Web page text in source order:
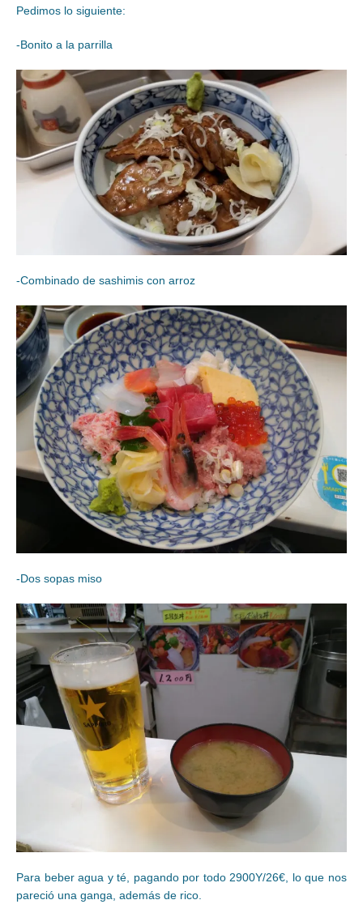
Pedimos lo siguiente:
-Bonito a la parrilla
-Combinado de sashimis con arroz
-Dos sopas miso
Para beber agua y té, pagando por todo 2900Y/26€, lo que nos
pareció una ganga, además de rico.